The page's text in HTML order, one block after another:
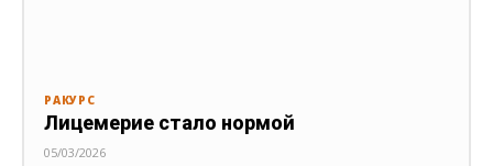
РАКУРС
Лицемерие стало нормой
05/03/2026